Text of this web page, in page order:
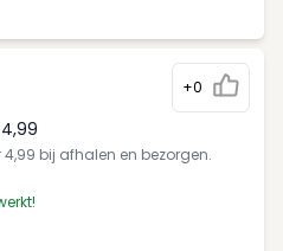
+0
bij afhalen en bezorgen.